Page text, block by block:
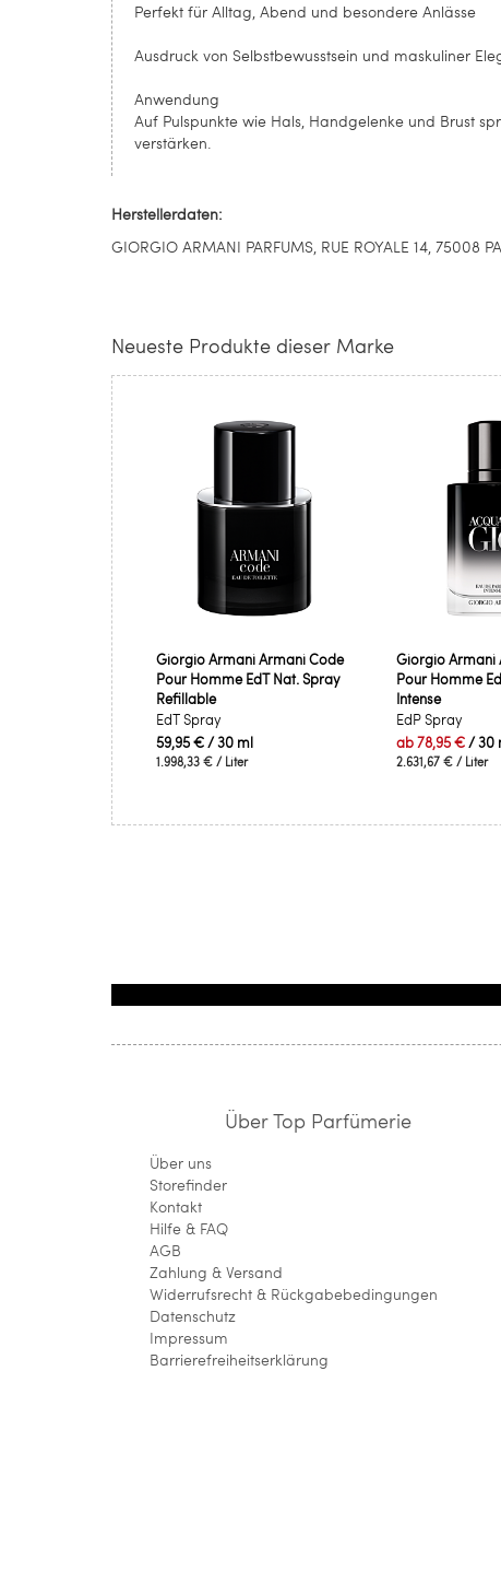
Perfekt für Alltag, Abend und besondere Anlässe
Ausdruck von Selbstbewusstsein und maskuliner
Anwendung
Auf Pulspunkte wie Hals, Handgelenke und Brust
verstärken.
Herstellerdaten:
GIORGIO ARMANI PARFUMS, RUE ROYALE 14,
Neueste Produkte dieser Marke
Giorgio Armani Armani Code
Pour Homme EdT Nat. Spray
Refillable
EdT Spray
59,95 €/ 30 ml
1.998,33 € / Liter
Giorgio Armani
Pour Homme
Intense
EdP Spray
ab78,95 €/ 30
2.631,67 €/ Liter
Über Top Parfümerie
Über uns
Storefinder
Kontakt
Hilfe & FAQ
AGB
Zahlung & Versand
Widerrufsrecht & Rückgabebedingungen
Datenschutz
Impressum
Barrierefreiheitserklärung